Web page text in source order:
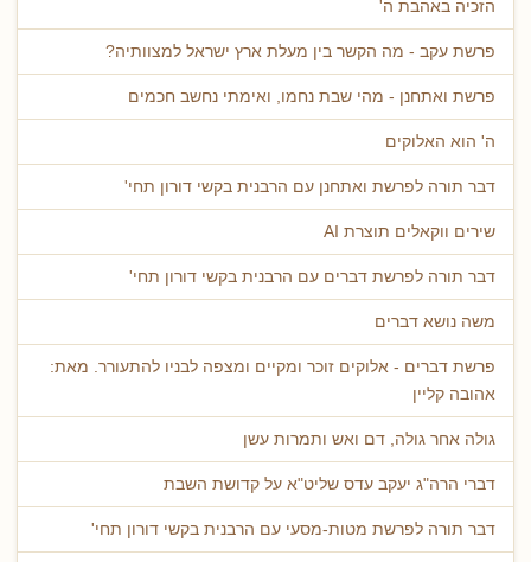
הזכיה באהבת ה'
פרשת עקב - מה הקשר בין מעלת ארץ ישראל למצוותיה?
פרשת ואתחנן - מהי שבת נחמו, ואימתי נחשב חכמים
ה' הוא האלוקים
דבר תורה לפרשת ואתחנן עם הרבנית בקשי דורון תחי'
שירים ווקאלים תוצרת AI
דבר תורה לפרשת דברים עם הרבנית בקשי דורון תחי'
משה נושא דברים
פרשת דברים - אלוקים זוכר ומקיים ומצפה לבניו להתעורר. מאת:
אהובה קליין
גולה אחר גולה, דם ואש ותמרות עשן
דברי הרה"ג יעקב עדס שליט"א על קדושת השבת
דבר תורה לפרשת מטות-מסעי עם הרבנית בקשי דורון תחי'